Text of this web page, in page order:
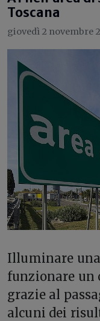
Toscana
giovedì 2 novembre
Illuminare
funzionare un
grazie al
alcuni dei